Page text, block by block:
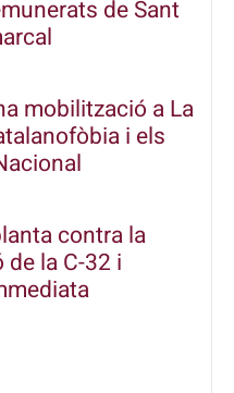
de Sant
mobilització a La
i els
contra la
de la C-32 i